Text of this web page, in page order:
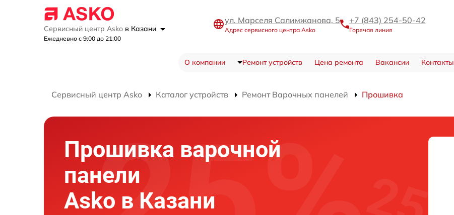
Сервисный центр Asko в Казани
Ежедневно с 9:00 до 21:00
ул. Марселя Салимжанова, 5
Адрес сервисного центра Asko
+7 (843) 254-50-42
Горячая линия
О компании Ремонт устройств Цена ремонта Вакансии Контакты
Сервисный центр Asko Каталог устройств Ремонт Варочных панелей Прошивка
Прошивка варочной
панели
Asko в Казани